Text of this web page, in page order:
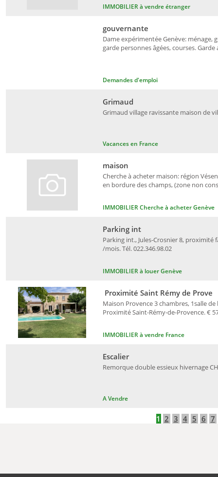
IMMOBILIER à vendre étranger
Demandes d'emploi
Dame expérimentée Genève:
garde personnes âgées, courses.
gouvernante
Vacances en France
Grimaud village ravissante maison de
Grimaud
IMMOBILIER Cherche à acheter Genève
Cherche à acheter maison: région
en bordure des champs, (zone non
maison
IMMOBILIER à louer Genève
Parking int., Jules-Crosnier 8, proximité
/mois. Tél. 022.346.98.02
Parking int
IMMOBILIER à vendre France
Maison Provence 3 chambres, 1salle
Proximité Saint-Rémy-de-Provence. €
Proximité Saint Rémy de Prove
A Vendre
Remorque double essieux hivernage
Escalier
1 2 3 4 5 6 7